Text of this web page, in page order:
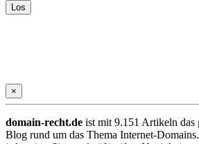
×
domain-recht.de ist mit 9.151 Artikeln das
Blog rund um das Thema Internet-